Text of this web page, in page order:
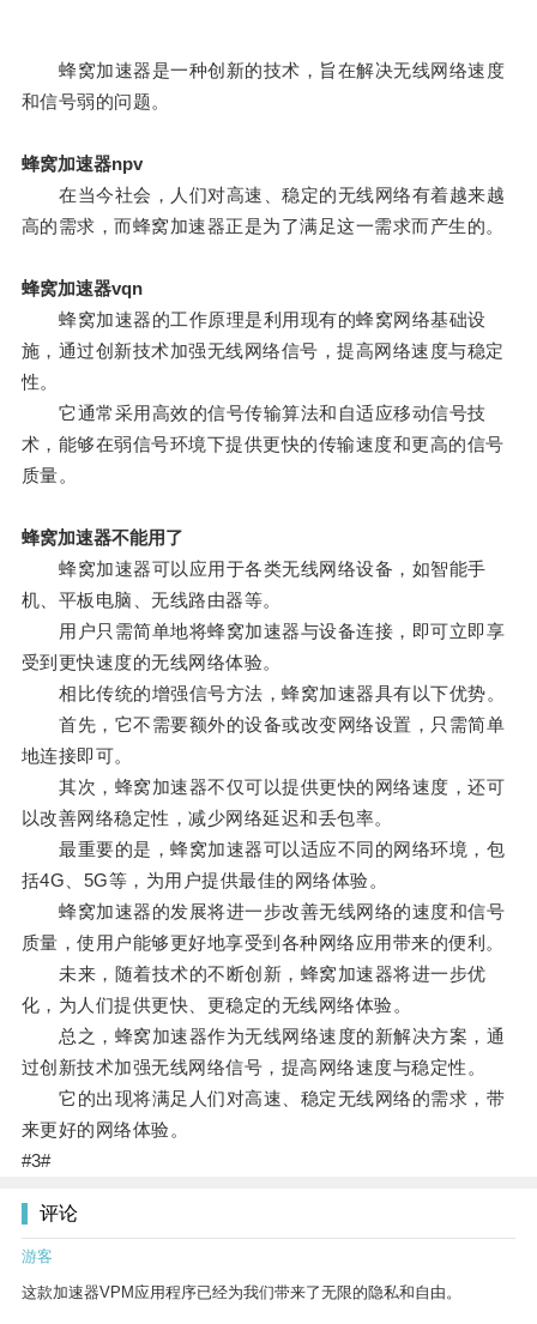
蜂窝加速器是一种创新的技术，旨在解决无线网络速度
和信号弱的问题。
蜂窝加速器npv
在当今社会，人们对高速、稳定的无线网络有着越来越
高的需求，而蜂窝加速器正是为了满足这一需求而产生的。
蜂窝加速器vqn
蜂窝加速器的工作原理是利用现有的蜂窝网络基础设
施，通过创新技术加强无线网络信号，提高网络速度与稳定
性。
它通常采用高效的信号传输算法和自适应移动信号技
术，能够在弱信号环境下提供更快的传输速度和更高的信号
质量。
蜂窝加速器不能用了
蜂窝加速器可以应用于各类无线网络设备，如智能手
机、平板电脑、无线路由器等。
用户只需简单地将蜂窝加速器与设备连接，即可立即享
受到更快速度的无线网络体验。
相比传统的增强信号方法，蜂窝加速器具有以下优势。
首先，它不需要额外的设备或改变网络设置，只需简单
地连接即可。
其次，蜂窝加速器不仅可以提供更快的网络速度，还可
以改善网络稳定性，减少网络延迟和丢包率。
最重要的是，蜂窝加速器可以适应不同的网络环境，包
括4G、5G等，为用户提供最佳的网络体验。
蜂窝加速器的发展将进一步改善无线网络的速度和信号
质量，使用户能够更好地享受到各种网络应用带来的便利。
未来，随着技术的不断创新，蜂窝加速器将进一步优
化，为人们提供更快、更稳定的无线网络体验。
总之，蜂窝加速器作为无线网络速度的新解决方案，通
过创新技术加强无线网络信号，提高网络速度与稳定性。
它的出现将满足人们对高速、稳定无线网络的需求，带
来更好的网络体验。
#3#
评论
游客
这款加速器VPM应用程序已经为我们带来了无限的隐私和自由。